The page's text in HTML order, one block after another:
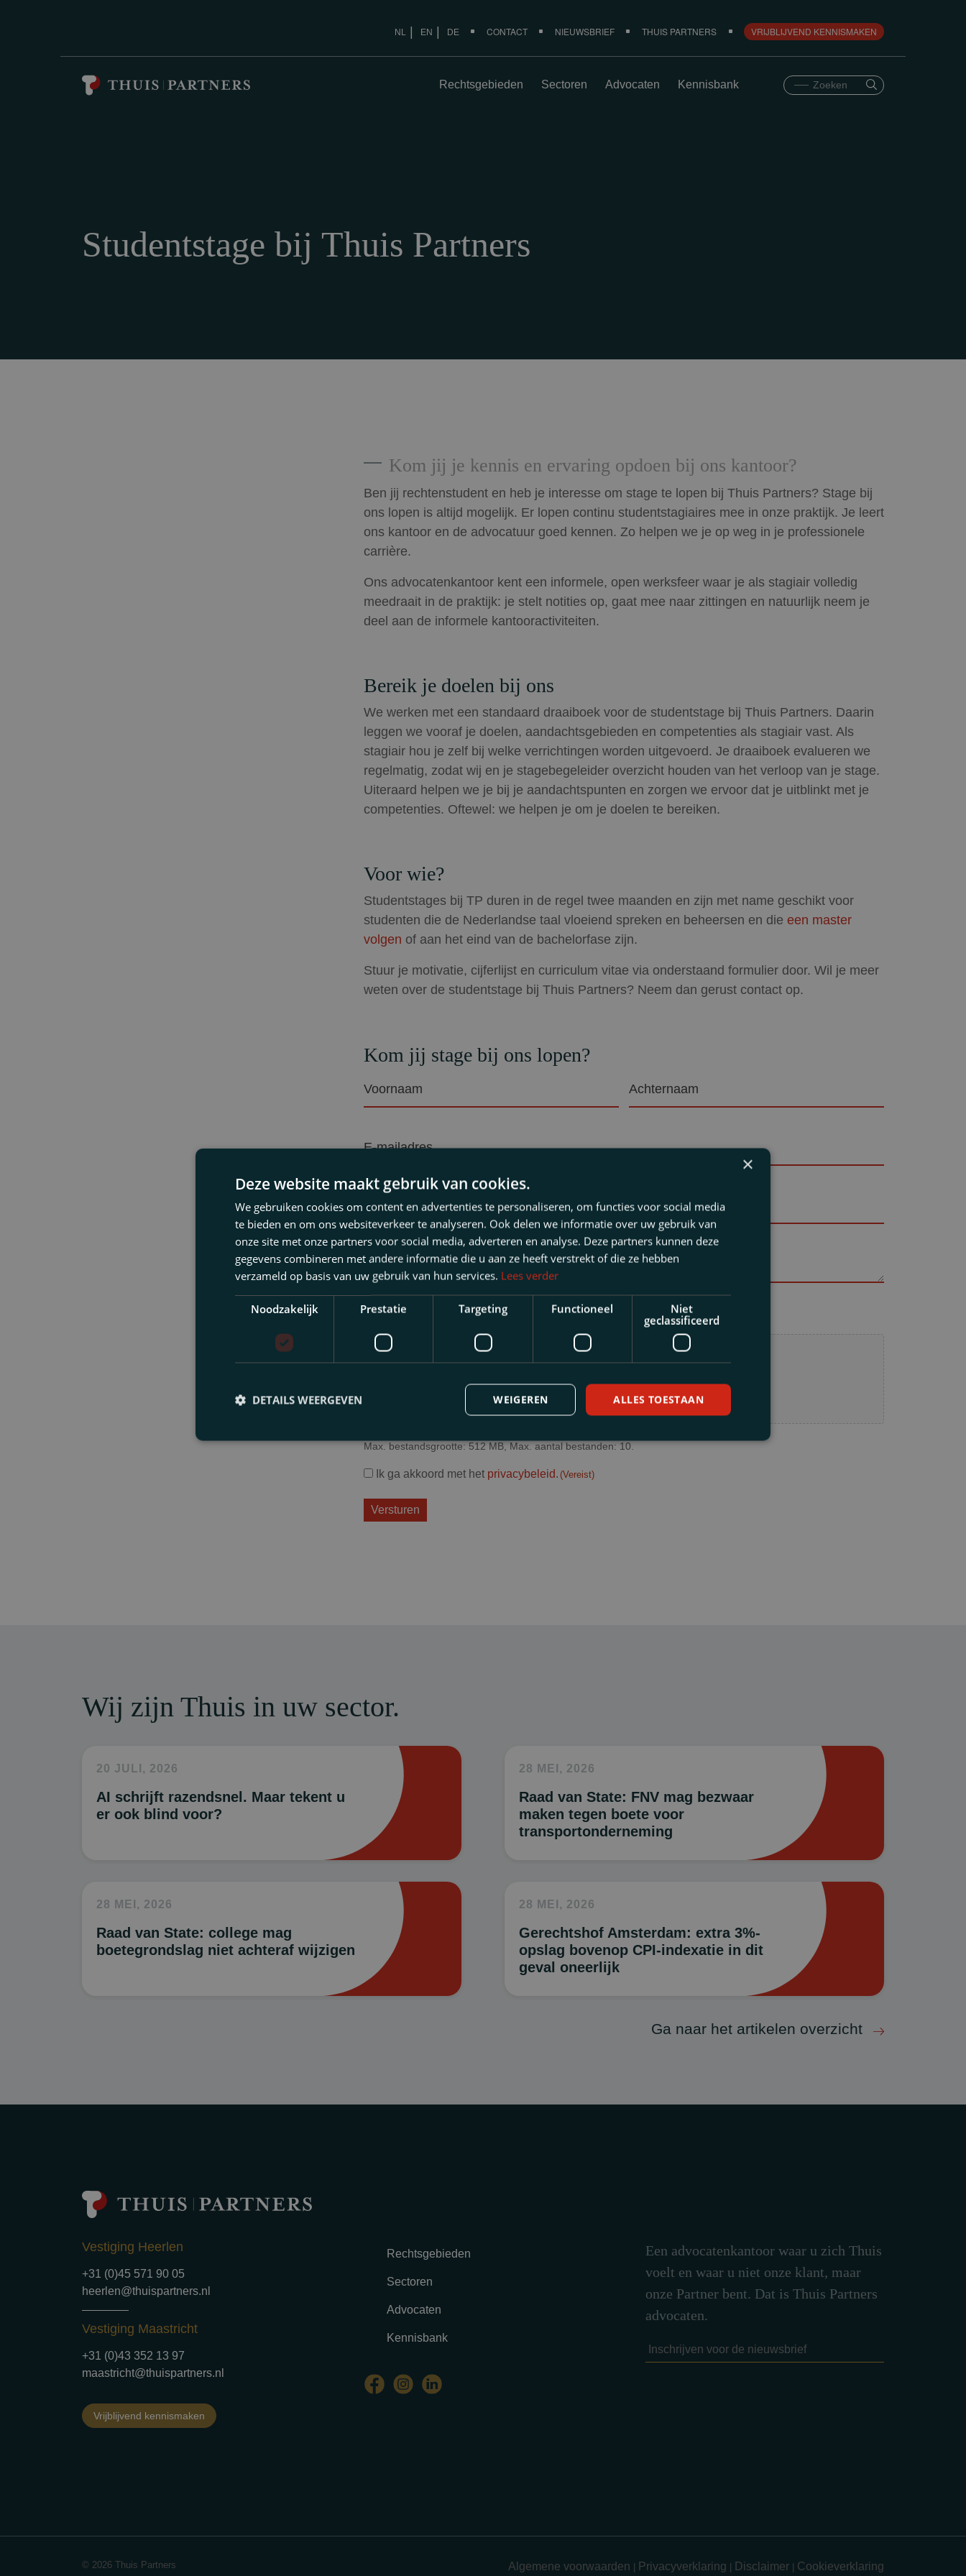
NL EN DE CONTACT NIEUWSBRIEF THUIS PARTNERS VRIJBLIJVEND KENNISMAKEN
Rechtsgebieden Sectoren Advocaten Kennisbank
Studentstage bij Thuis Partners
Kom jij je kennis en ervaring opdoen bij ons kantoor?
Ben jij rechtenstudent en heb je interesse om stage te lopen bij Thuis Partners? Stage bij
ons lopen is altijd mogelijk. Er lopen continu studentstagiaires mee in onze praktijk. Je leert
ons kantoor en de advocatuur goed kennen. Zo helpen we je op weg in je professionele
carrière.
Ons advocatenkantoor kent een informele, open werksfeer waar je als stagiair volledig
meedraait in de praktijk: je stelt notities op, gaat mee naar zittingen en natuurlijk neem je
deel aan de informele kantooractiviteiten.
Bereik je doelen bij ons
We werken met een standaard draaiboek voor de studentstage bij Thuis Partners. Daarin
leggen we vooraf je doelen, aandachtsgebieden en competenties als stagiair vast. Als
stagiair hou je zelf bij welke verrichtingen worden uitgevoerd. Je draaiboek evalueren we
regelmatig, zodat wij en je stagebegeleider overzicht houden van het verloop van je stage.
Uiteraard helpen we je bij je aandachtspunten en zorgen we ervoor dat je uitblinkt met je
competenties. Oftewel: we helpen je om je doelen te bereiken.
Voor wie?
Studentstages bij TP duren in de regel twee maanden en zijn met name geschikt voor
studenten die de Nederlandse taal vloeiend spreken en beheersen en die een master
volgen of aan het eind van de bachelorfase zijn.
Stuur je motivatie, cijferlijst en curriculum vitae via onderstaand formulier door. Wil je meer
weten over de studentstage bij Thuis Partners? Neem dan gerust contact op.
Kom jij stage bij ons lopen?
Telefoon
Vul
hier
bericht
(Vereist)
Sleep bestanden hierheen of
Selecteer bestanden
Max. bestandsgrootte: 512 MB, Max. aantal bestanden: 10.
Privacybeleid
Ik ga akkoord met het privacybeleid. (Vereist)
Wij zijn Thuis in uw sector.
20 JULI, 2026
AI schrijft razendsnel. Maar tekent u
er ook blind voor?
28 MEI, 2026
Raad van State: FNV mag bezwaar
maken tegen boete voor
transportonderneming
28 MEI, 2026
Raad van State: college mag
boetegrondslag niet achteraf wijzigen
28 MEI, 2026
Gerechtshof Amsterdam: extra 3%-
opslag bovenop CPI-indexatie in dit
geval oneerlijk
Ga naar het artikelen overzicht
Vestiging Heerlen
+31 (0)45 571 90 05
heerlen@thuispartners.nl
Vestiging Maastricht
+31 (0)43 352 13 97
maastricht@thuispartners.nl
Vrijblijvend kennismaken
Rechtsgebieden
Sectoren
Advocaten
Kennisbank
Een advocatenkantoor waar u zich Thuis
voelt en waar u niet onze klant, maar
onze Partner bent. Dat is Thuis Partners
advocaten.
© 2026 Thuis Partners Algemene voorwaarden Privacyverklaring Disclaimer Cookieverklaring
×
Deze website maakt gebruik van cookies.
We gebruiken cookies om content en advertenties te personaliseren, om functies voor social media
te bieden en om ons websiteverkeer te analyseren. Ook delen we informatie over uw gebruik van
onze site met onze partners voor social media, adverteren en analyse. Deze partners kunnen deze
gegevens combineren met andere informatie die u aan ze heeft verstrekt of die ze hebben
verzameld op basis van uw gebruik van hun services. Lees verder
Noodzakelijk Prestatie Targeting Functioneel
Niet
geclassificeerd
ALLES TOESTAAN
WEIGEREN
DETAILS WEERGEVEN